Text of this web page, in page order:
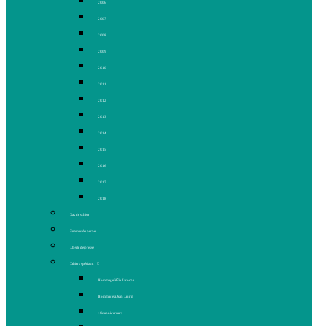
2006
2007
2008
2009
2010
2011
2012
2013
2014
2015
2016
2017
2018
Gaz de schiste
Femmes de parole
Liberté de presse
Cahiers spéciaux
Hommage à Élie Laroche
Hommage à Jean Laurin
10e anniversaire